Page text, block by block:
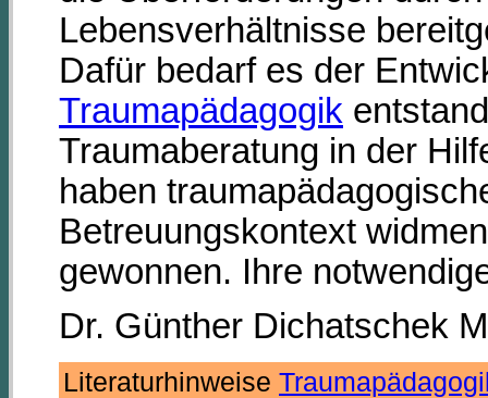
Lebensverhältnisse
Dafür bedarf es der
Traumapädagogik
Traumaberatung in der
haben
Betreuungskontext
gewonnen. Ihre
Dr. Günther Dichatschek
Literaturhinweise